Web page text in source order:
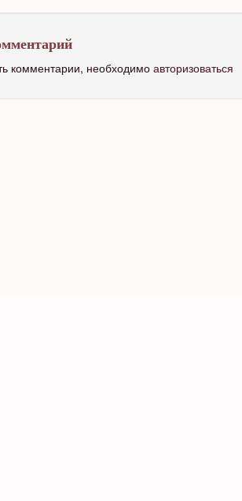
комментарии, необходимо авторизоваться